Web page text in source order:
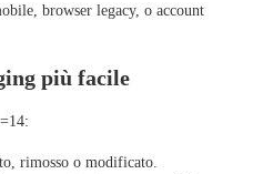
browser legacy, o account
più facile
rimosso o modificato.